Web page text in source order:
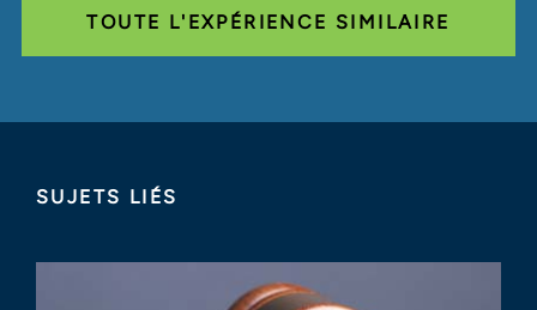
TOUTE L'EXPÉRIENCE SIMILAIRE
SUJETS LIÉS